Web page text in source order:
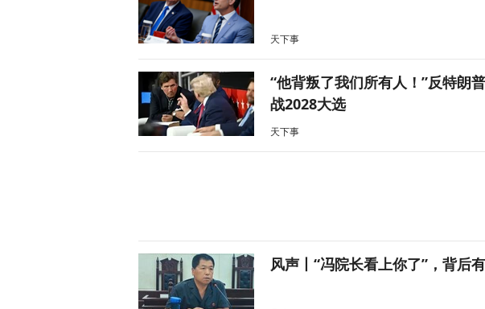
天下事
“他背叛了我们所有人！”反特朗
战2028大选
天下事
风声丨“冯院长看上你了”，背后